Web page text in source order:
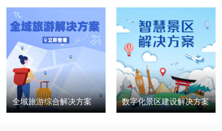
全域旅游综合解决方案 数字化景区建设解决方案